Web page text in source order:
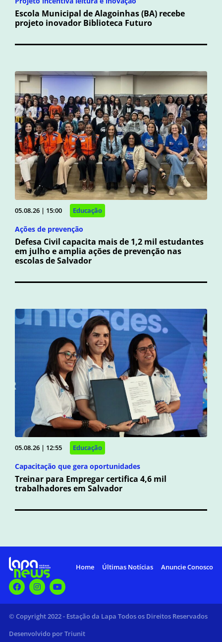
Escola Municipal de Alagoinhas (BA) recebe
projeto inovador Biblioteca Futuro
05.08.26 | 15:00 Educação
Ações de prevenção
Defesa Civil capacita mais de 1,2 mil estudantes
em julho e amplia ações de prevenção nas
escolas de Salvador
05.08.26 | 12:55 Educação
Capacitação que gera oportunidades
Treinar para Empregar certifica 4,6 mil
trabalhadores em Salvador
Home Últimas Notícias Anuncie Conosco
© Copyright 2022 - Estação da Lapa Todos os Direitos Reservados
Desenvolvido por Triunit